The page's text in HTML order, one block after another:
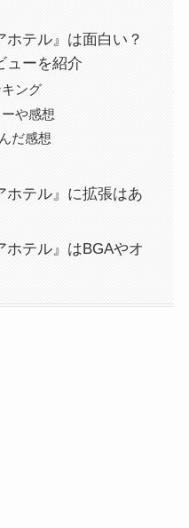
ホテル』は面白い？
ューを紹介
ング
や感想
だ感想
ホテル』に拡張はあ
ホテル』はBGAやオ